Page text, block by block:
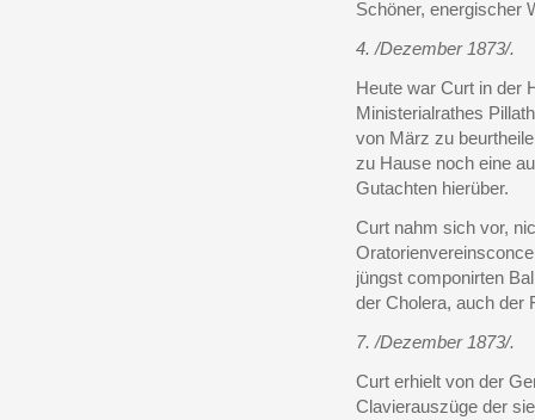
Schöner, energischer
4. /Dezember 1873/.
Heute war Curt in der
Ministerialrathes
von März zu
zu Hause noch eine
Gutachten hierüber.
Curt nahm sich vor,
jüngst componirten
der Cholera, auch der
7. /Dezember 1873/.
Curt erhielt von der
Clavierauszüge der